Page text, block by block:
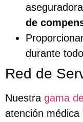
de
durante
Red de
Nuestra gama
atención médica